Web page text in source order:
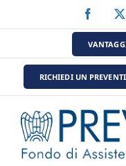
al
RICHIEDI UN